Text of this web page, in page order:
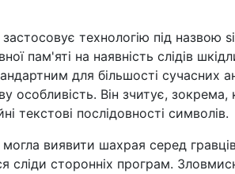
технологію під
пам'яті на наявність слідів
для більшості сучасних
особливість. Він зчитує, зокрема,
текстові послідовності символів.
виявити шахрая серед
сліди сторонніх програм.